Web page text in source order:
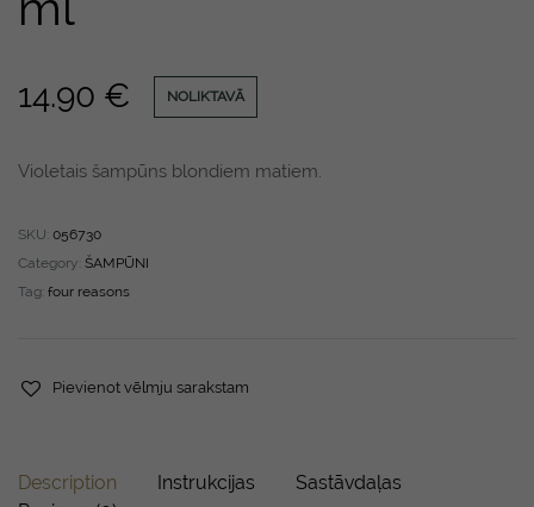
14.90 € NOLIKTAVĀ
Violetais šampūns blondiem matiem.
SKU: 056730
Category: ŠAMPŪNI
Tag: four reasons
Pievienot vēlmju sarakstam
Description Instrukcijas
Sastāvdaļas